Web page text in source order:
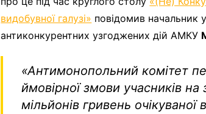
видобувної галузі» повідомив начальник
антиконкурентних узгоджених дій АМКУ
«Антимонопольний комітет
ймовірної змови учасників
мільйонів гривень